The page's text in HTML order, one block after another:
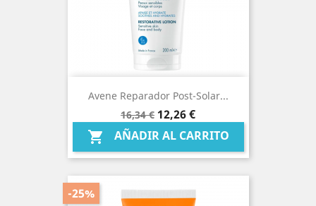
Avene Reparador Post-Solar...
Precio
base
16,34 € Precio
12,26 €
 AÑADIR AL CARRITO
-25%